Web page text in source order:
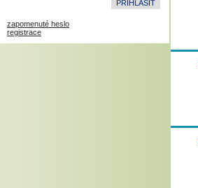
zapomenuté heslo
registrace